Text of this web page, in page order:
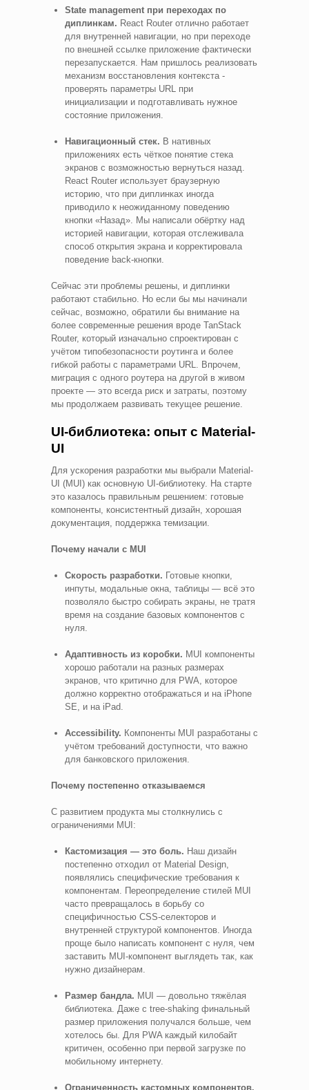
State management при переходах по
диплинкам. React Router отлично работает
для внутренней навигации, но при переходе
по внешней ссылке приложение фактически
перезапускается. Нам пришлось реализовать
механизм восстановления контекста -
проверять параметры URL при
инициализации и подготавливать нужное
состояние приложения.
Навигационный стек. В нативных
приложениях есть чёткое понятие стека
экранов с возможностью вернуться назад.
React Router использует браузерную
историю, что при диплинках иногда
приводило к неожиданному поведению
кнопки «Назад». Мы написали обёртку над
историей навигации, которая отслеживала
способ открытия экрана и корректировала
поведение back-кнопки.
Сейчас эти проблемы решены, и диплинки
работают стабильно. Но если бы мы начинали
сейчас, возможно, обратили бы внимание на
более современные решения вроде TanStack
Router, который изначально спроектирован с
учётом типобезопасности роутинга и более
гибкой работы с параметрами URL. Впрочем,
миграция с одного роутера на другой в живом
проекте — это всегда риск и затраты, поэтому
мы продолжаем развивать текущее решение.
UI-библиотека: опыт с Material-
UI
Для ускорения разработки мы выбрали Material-
UI (MUI) как основную UI-библиотеку. На старте
это казалось правильным решением: готовые
компоненты, консистентный дизайн, хорошая
документация, поддержка темизации.
Почему начали с MUI
Скорость разработки. Готовые кнопки,
инпуты, модальные окна, таблицы — всё это
позволяло быстро собирать экраны, не тратя
время на создание базовых компонентов с
нуля.
Адаптивность из коробки. MUI компоненты
хорошо работали на разных размерах
экранов, что критично для PWA, которое
должно корректно отображаться и на iPhone
SE, и на iPad.
Accessibility. Компоненты MUI разработаны с
учётом требований доступности, что важно
для банковского приложения.
Почему постепенно отказываемся
С развитием продукта мы столкнулись с
ограничениями MUI:
Кастомизация — это боль. Наш дизайн
постепенно отходил от Material Design,
появлялись специфические требования к
компонентам. Переопределение стилей MUI
часто превращалось в борьбу со
специфичностью CSS-селекторов и
внутренней структурой компонентов. Иногда
проще было написать компонент с нуля, чем
заставить MUI-компонент выглядеть так, как
нужно дизайнерам.
Размер бандла. MUI — довольно тяжёлая
библиотека. Даже с tree-shaking финальный
размер приложения получался больше, чем
хотелось бы. Для PWA каждый килобайт
критичен, особенно при первой загрузке по
мобильному интернету.
Ограниченность кастомных компонентов.